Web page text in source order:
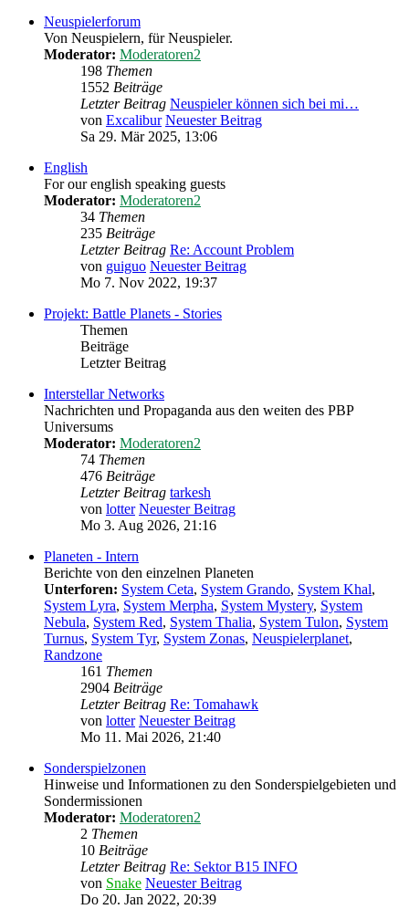
Neuspielerforum
Von Neuspielern, für Neuspieler.
Moderator: Moderatoren2
198 Themen
1552 Beiträge
Letzter Beitrag Neuspieler können sich bei mi…
von Excalibur Neuester Beitrag
Sa 29. Mär 2025, 13:06
English
For our english speaking guests
Moderator: Moderatoren2
34 Themen
235 Beiträge
Letzter Beitrag Re: Account Problem
von guiguo Neuester Beitrag
Mo 7. Nov 2022, 19:37
Projekt: Battle Planets - Stories
Themen
Beiträge
Letzter Beitrag
Interstellar Networks
Nachrichten und Propaganda aus den weiten des PBP
Universums
Moderator: Moderatoren2
74 Themen
476 Beiträge
Letzter Beitrag tarkesh
von lotter Neuester Beitrag
Mo 3. Aug 2026, 21:16
Planeten - Intern
Berichte von den einzelnen Planeten
Unterforen: System Ceta, System Grando, System Khal,
System Lyra, System Merpha, System Mystery, System
Nebula, System Red, System Thalia, System Tulon, System
Turnus, System Tyr, System Zonas, Neuspielerplanet,
Randzone
161 Themen
2904 Beiträge
Letzter Beitrag Re: Tomahawk
von lotter Neuester Beitrag
Mo 11. Mai 2026, 21:40
Sonderspielzonen
Hinweise und Informationen zu den Sonderspielgebieten und
Sondermissionen
Moderator: Moderatoren2
2 Themen
10 Beiträge
Letzter Beitrag Re: Sektor B15 INFO
von Snake Neuester Beitrag
Do 20. Jan 2022, 20:39